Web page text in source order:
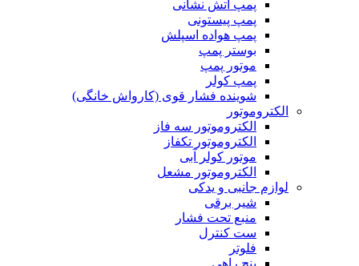
پمپ آتش نشانی
پمپ پیستونی
پمپ هواده اسپلش
بوستر پمپ
موتور پمپ
پمپ کولر
شوینده فشار قوی (کارواش خانگی)
الکتروموتور
الکتروموتور سه فاز
الکتروموتور تکفاز
موتور کولر آبی
الکتروموتور مشعل
لوازم جانبی و یدکی
شیر برقی
منبع تحت فشار
ست کنترل
فلوتر
پنج راهی